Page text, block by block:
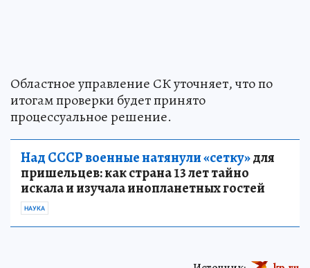
Областное управление СК уточняет, что по
итогам проверки будет принято
процессуальное решение.
Над СССР военные натянули «сетку»для
пришельцев: как страна 13 лет тайно
искала и изучала инопланетных гостей
НАУКА